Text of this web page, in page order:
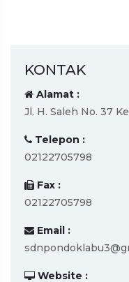
KONTAK
Alamat :
Jl. H. Saleh No. 37
Telepon :
02122705798
Fax :
02122705798
Email :
Website :